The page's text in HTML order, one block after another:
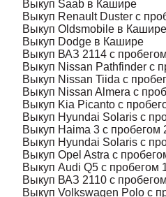
Выкуп Saab в Кашире
Выкуп Renault Duster с
Выкуп Oldsmobile в Кашире
Выкуп Dodge в Кашире
Выкуп ВАЗ 2114 с
Выкуп Nissan Pathfinder с
Выкуп Nissan Tiida с
Выкуп Nissan Almera с
Выкуп Kia Picanto с
Выкуп Hyundai Solaris с
Выкуп Haima 3 с
Выкуп Hyundai Solaris с
Выкуп Opel Astra с
Выкуп Audi Q5 с пробегом
Выкуп ВАЗ 2110 с
Выкуп Volkswagen Polo с